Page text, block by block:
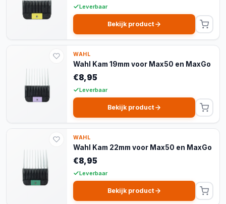
Leverbaar
Bekijk product
WAHL
Wahl Kam 19mm voor Max50 en MaxGo
€8,95
Leverbaar
Bekijk product
WAHL
Wahl Kam 22mm voor Max50 en MaxGo
€8,95
Leverbaar
Bekijk product